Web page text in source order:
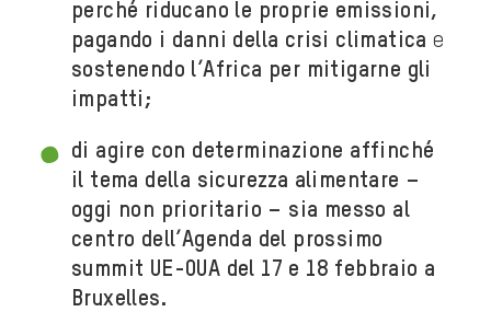
perché riducano le proprie emissioni,
pagando i danni della crisi climatica e
sostenendo l’Africa per mitigarne gli
impatti;
di agire con determinazione affinché
il tema della sicurezza alimentare –
oggi non prioritario – sia messo al
centro dell’Agenda del prossimo
summit UE-OUA del 17 e 18 febbraio a
Bruxelles.